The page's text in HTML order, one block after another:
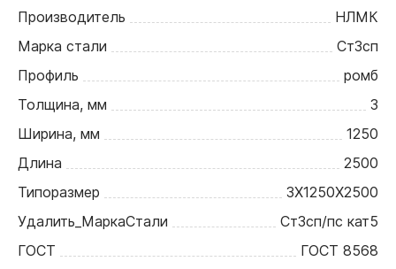
Производитель
НЛМК
Марка стали
Ст3сп
Профиль
ромб
Толщина, мм
3
Ширина, мм
1250
Длина
2500
Типоразмер
3Х1250Х2500
Удалить_МаркаСтали
Ст3сп/пс кат5
ГОСТ
ГОСТ 8568